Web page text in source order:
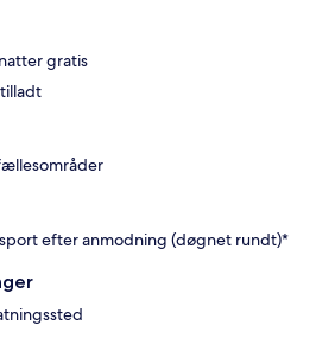
gratis
efter anmodning (døgnet rundt)*